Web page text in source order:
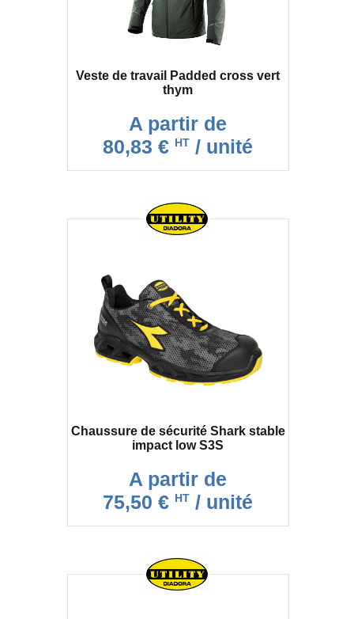
Veste de travail Padded cross vert
thym
A partir de
80,83 € HT / unité
Chaussure de sécurité Shark stable
impact low S3S
A partir de
75,50 € HT / unité